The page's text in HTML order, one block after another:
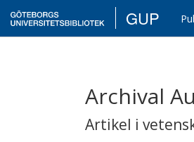
GUP
Archival
Artikel i